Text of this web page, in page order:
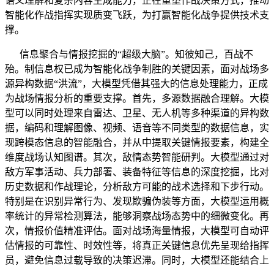
智能化作战指挥实现质变飞跃，为打赢智能化战争提供技术支
撑。
信息聚合与情报挖掘的“超级大脑”。知彼知己，百战不
殆。制信息权已成为智能化战争制胜的关键因素，面对战场多
源异构数据“洪流”，大模型凭借其强大的信息处理能力，正成
为战场情报分析的重要支撑。首先，多源数据融合理解。大模
型可以同时处理来自雷达、卫星、无人机等多种渠道的异构数
据，编码和理解图像、视频、语音等不同类型的数据信息，实
现跨模态信息的智能融合，并从中提取关键情报要素，构建全
维度战场认知图谱。其次，敌情态势智能研判。大模型通过对
敌方军事活动、兵力部署、装备特征等信息的深度挖掘，比对
历史数据和作战理论，分析敌方可能的战术选择和下步行动。
特别是在识别异常行为、发现欺骗伪装等方面，大模型运用概
率统计的异常检测算法，能够洞察战场态势中的细微变化。再
次，情报价值精准评估。面对战场海量情报，大模型可自动评
估情报的可靠性、时效性等，将真正关键信息优先呈现给指挥
员，避免信息过载导致的决策迟滞。同时，大模型还能结合上